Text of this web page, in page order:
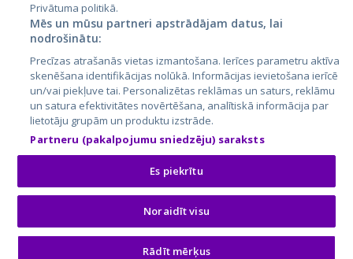
City24.lv
City24.ee
GetaPro.lv
GetaPro.ee
Skelbiu.lt
Autoplius.lt
Aruodas.lt
Kainos.lt
Paslaugos.lt
auto24.ee
KV.ee
Osta.ee
KuldneBörs.ee
Privātuma politikā.
Mēs un mūsu partneri apstrādājam datus, lai
nodrošinātu:
Precīzas atrašanās vietas izmantošana. Ierīces parametru aktīva
skenēšana identifikācijas nolūkā. Informācijas ievietošana ierīcē
un/vai piekļuve tai. Personalizētas reklāmas un saturs, reklāmu
un satura efektivitātes novērtēšana, analītiskā informācija par
lietotāju grupām un produktu izstrāde.
Partneru (pakalpojumu sniedzēju) saraksts
Es piekrītu
Noraidīt visu
Rādīt mērķus